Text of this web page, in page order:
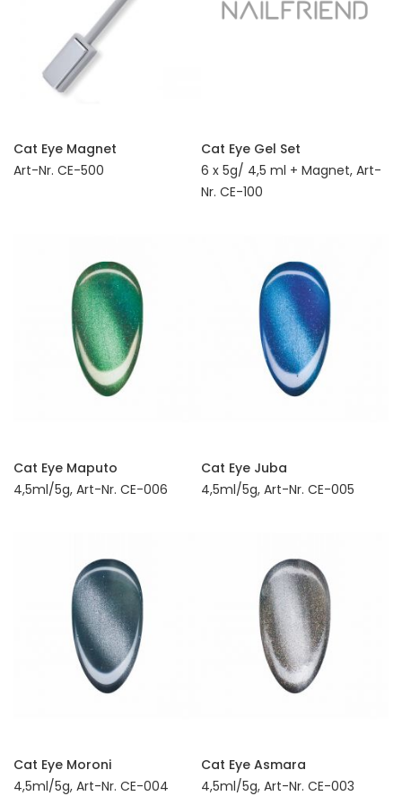
Cat Eye Magnet
Art-Nr. CE-500
Cat Eye Gel Set
6 x 5g/ 4,5 ml + Magnet, Art-
Nr. CE-100
Cat Eye Maputo
4,5ml/5g, Art-Nr. CE-006
Cat Eye Juba
4,5ml/5g, Art-Nr. CE-005
Cat Eye Moroni
4,5ml/5g, Art-Nr. CE-004
Cat Eye Asmara
4,5ml/5g, Art-Nr. CE-003